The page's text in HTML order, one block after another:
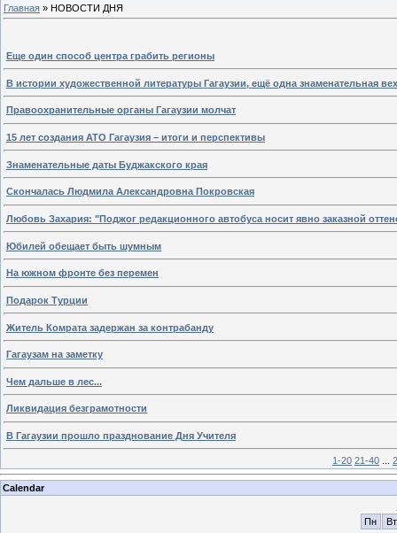
Главная » НОВОСТИ ДНЯ
Еще один способ центра грабить регионы
В истории художественной литературы Гагаузии, ещё одна знаменательная
Правоохранительные органы Гагаузии молчат
15 лет создания АТО Гагаузия – итоги и перспективы
Знаменательные даты Буджакского края
Скончалась Людмила Александровна Покровская
Любовь Захария: "Поджог редакционного автобуса носит явно заказной
Юбилей обещает быть шумным
На южном фронте без перемен
Подарок Турции
Житель Комрата задержан за контрабанду
Гагаузам на заметку
Чем дальше в лес...
Ликвидация безграмотности
В Гагаузии прошло празднование Дня Учителя
1-20 21-40
Calendar
Пн
Вт